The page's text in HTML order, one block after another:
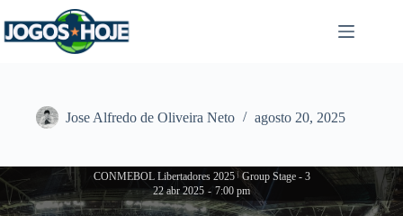
para
o
Jose Alfredo de Oliveira Neto agosto 20, 2025
CONMEBOL Libertadores 2025
Group Stage - 3
22 abr 2025 - 7:00 pm